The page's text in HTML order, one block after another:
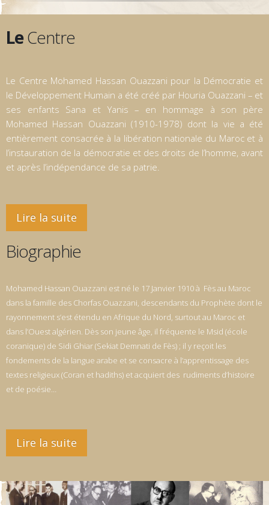
Le Centre
le Développement Humain a été créé par Houria Ouazzani – et
ses enfants Sana et Yanis – en hommage à son père
Mohamed Hassan Ouazzani (1910-1978) dont la vie a été
entièrement consacrée à la libération nationale du Maroc et à
l’instauration de la démocratie et des droits de l’homme, avant
et après l’indépendance de sa patrie.
Lire la suite
Biographie
dans la famille des Chorfas Ouazzani, descendants du Prophète dont le
rayonnement s’est étendu en Afrique du Nord, surtout au Maroc et
dans l’Ouest algérien. Dès son jeune âge, il fréquente le Msid (école
coranique) de Sidi Ghiar (Sekiat Demnati de Fès) ; il y reçoit les
fondements de la langue arabe et se consacre à l’apprentissage des
textes religieux (Coran et hadiths) et acquiert des rudiments d’histoire
et de poésie…
Lire la suite